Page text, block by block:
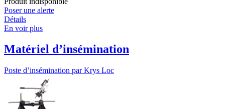
Poser une alerte
Détails
En voir plus
Matériel d’insémination
Poste d’insémination par Krys Loc